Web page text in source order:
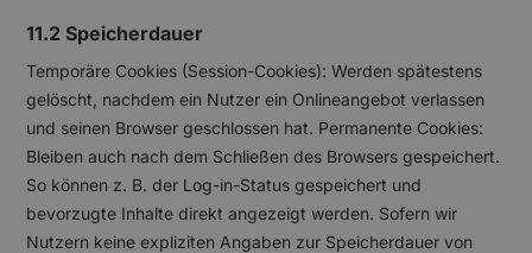
11.2 Speicherdauer
Temporäre Cookies (Session-Cookies): Werden spätestens
gelöscht, nachdem ein Nutzer ein Onlineangebot verlassen
und seinen Browser geschlossen hat. Permanente Cookies:
Bleiben auch nach dem Schließen des Browsers gespeichert.
So können z. B. der Log-in-Status gespeichert und
bevorzugte Inhalte direkt angezeigt werden. Sofern wir
Nutzern keine expliziten Angaben zur Speicherdauer von